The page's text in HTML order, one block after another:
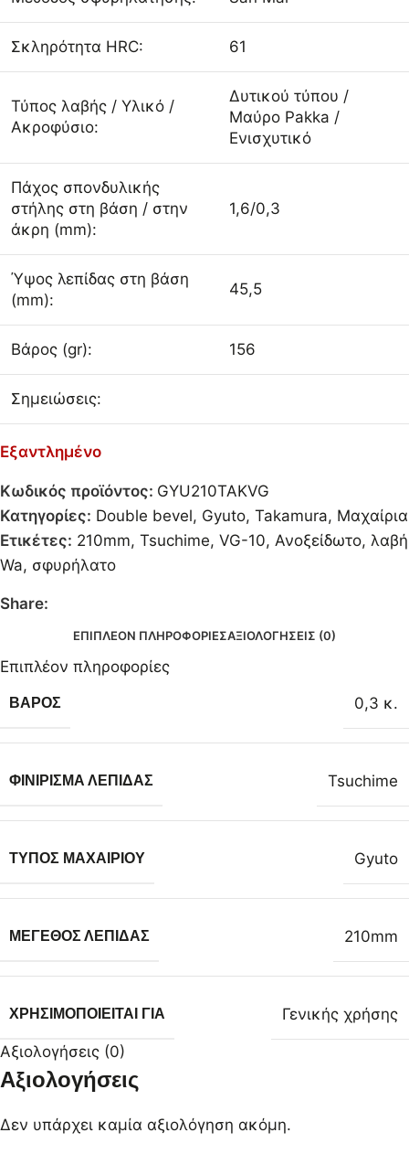
Σκληρότητα HRC: 61
Τύπος λαβής / Υλικό /
Ακροφύσιο:
Δυτικού τύπου /
Μαύρο Pakka /
Ενισχυτικό
Πάχος σπονδυλικής
στήλης στη βάση / στην
άκρη (mm):
1,6/0,3
Ύψος λεπίδας στη βάση
(mm):
45,5
Βάρος (gr): 156
Σημειώσεις:
Εξαντλημένο
Κωδικός προϊόντος: GYU210TAKVG
Κατηγορίες: Double bevel, Gyuto, Takamura, Μαχαίρια
Ετικέτες: 210mm, Tsuchime, VG-10, Ανοξείδωτο, λαβή
Wa, σφυρήλατο
Share:
ΕΠΙΠΛΈΟΝ ΠΛΗΡΟΦΟΡΊΕΣΑΞΙΟΛΟΓΉΣΕΙΣ (0)
Επιπλέον πληροφορίες
ΒΆΡΟΣ 0,3 κ.
ΦΙΝΊΡΙΣΜΑ ΛΕΠΊΔΑΣ Tsuchime
ΤΎΠΟΣ ΜΑΧΑΙΡΙΟΎ Gyuto
ΜΈΓΕΘΟΣ ΛΕΠΊΔΑΣ 210mm
ΧΡΗΣΙΜΟΠΟΙΕΊΤΑΙ ΓΙΑ Γενικής χρήσης
Αξιολογήσεις (0)
Αξιολογήσεις
Δεν υπάρχει καμία αξιολόγηση ακόμη.